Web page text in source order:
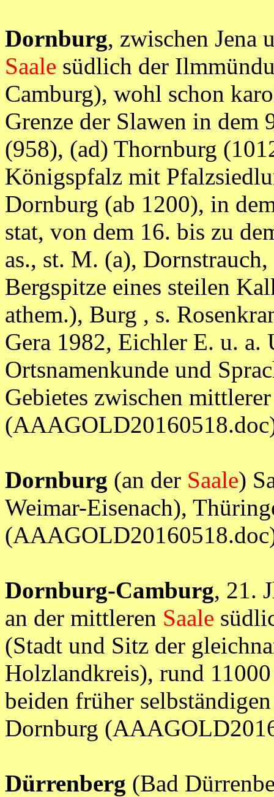
Dornburg, zwischen Jena
Saale südlich der
Camburg), wohl schon
Grenze der Slawen in
(958), (ad) Thornburg
Königspfalz mit
Dornburg (ab 1200), in
stat, von dem 16. bis zu
as., st. M. (a),
Bergspitze eines steilen
athem.), Burg , s.
Gera 1982, Eichler E. u. a.
Ortsnamenkunde und
Gebietes zwischen
Dornburg (an der Saale)
Weimar-Eisenach),
Dornburg-Camburg, 21.
an der mittleren Saale
(Stadt und Sitz der
Holzlandkreis), rund
beiden früher
Dornburg
Dürrenberg (Bad